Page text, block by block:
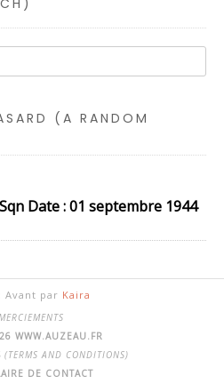
(A RANDOM
Date : 01 septembre 1944
Avant par Kaira
WWW.AUZEAU.FR
(TERMS AND CONDITIONS)
DE CONTACT